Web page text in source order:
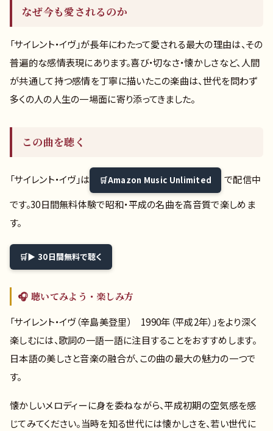
なぜ今も愛されるのか
「サイレント・イヴ」が長年にわたって愛される最大の理由は、その
普遍的な感情表現にあります。喜び・切なさ・懐かしさなど、人間
が共通して持つ感情を丁寧に描いたこの楽曲は、世代を問わず
多くの人の人生の一場面に寄り添ってきました。
この曲を聴く
「サイレント・イヴ」は Amazon Music Unlimited
で配信中
です。30日間無料体験で昭和・平成の名曲を高音質で楽しめま
す。
▶ 30日間無料で聴く
🎧 聴いてみよう・楽しみ方
「サイレント・イヴ（辛島美登里） 1990年（平成2年）」をより深く
楽しむには、歌詞の一語一語に注目することをおすすめします。
日本語の美しさと音楽の融合が、この曲の最大の魅力の一つで
す。
懐かしいメロディーに身を委ねながら、平成初期の空気感を感
じてみてください。当時を知る世代には懐かしさを、若い世代に